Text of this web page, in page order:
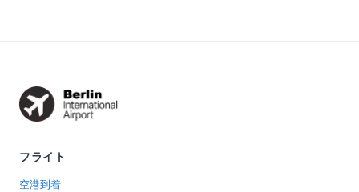
フライト
空港到着